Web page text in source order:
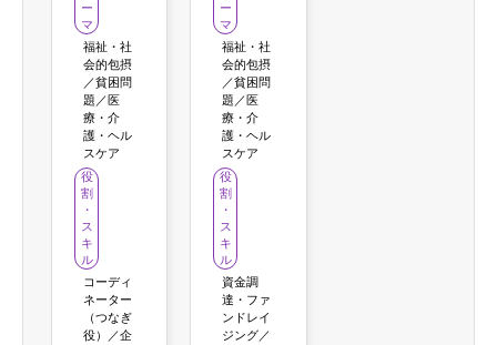
ー
マ
福祉・社
会的包摂
／貧困問
題／医
療・介
護・ヘル
スケア
役
割
・
ス
キ
ル
コーディ
ネーター
（つなぎ
役）／企
ー
マ
福祉・社
会的包摂
／貧困問
題／医
療・介
護・ヘル
スケア
役
割
・
ス
キ
ル
資金調
達・ファ
ンドレイ
ジング／